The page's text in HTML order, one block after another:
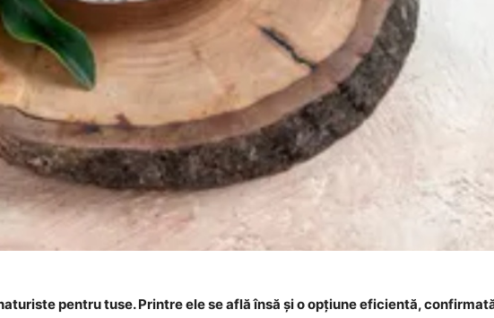
pentru tuse. Printre ele se află însă și o opțiune eficientă,